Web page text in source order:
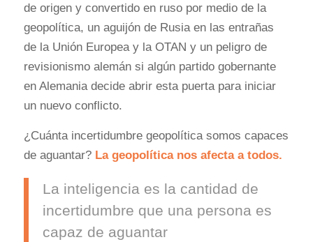
de origen y convertido en ruso por medio de la
geopolítica, un aguijón de Rusia en las entrañas
de la Unión Europea y la OTAN y un peligro de
revisionismo alemán si algún partido gobernante
en Alemania decide abrir esta puerta para iniciar
un nuevo conflicto.
¿Cuánta incertidumbre geopolítica somos capaces
de aguantar? La geopolítica nos afecta a todos.
La inteligencia es la cantidad de
incertidumbre que una persona es
capaz de aguantar